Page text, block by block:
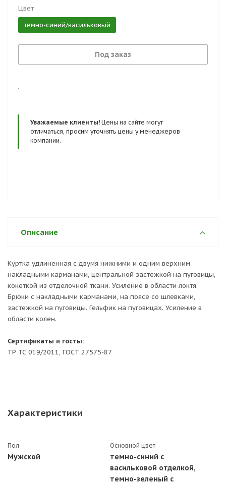
Цвет
темно-синий/васильковый
Под заказ
.
Уважаемые клиенты! Цены на сайте могут
отличаться, просим уточнять цены у менеджеров
компании.
Описание
Куртка удлиненная с двумя нижними и одним верхним
накладными карманами, центральной застежкой на пуговицы,
кокеткой из отделочной ткани. Усиление в области локтя.
Брюки с накладными карманами, на поясе со шлевками,
застежкой на пуговицы. Гельфик на пуговицах. Усиление в
области колен.
Сертификаты и госты:
ТР ТС 019/2011, ГОСТ 27575-87
Характеристики
Пол
Мужской
Основной цвет
темно-синий с
васильковой отделкой,
темно-зеленый с